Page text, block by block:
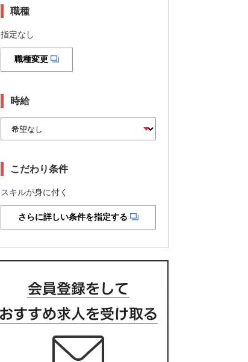
職種
指定なし
職種変更
時給
こだわり条件
スキルが身に付く
さらに詳しい条件を指定する